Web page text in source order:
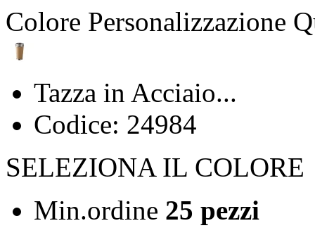
Colore Personalizzazione
Tazza in Acciaio...
Codice: 24984
SELEZIONA IL COLORE
Min.ordine 25 pezzi